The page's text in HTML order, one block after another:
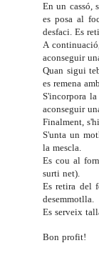
En un cassó,
es posa al
desfaci. Es
A
aconseguir
Quan sigui
es remena
S'incorpora
aconseguir
Finalment,
S'unta un
la mescla.
Es cou al
surti net).
Es retira del
desemmotlla.
Es serveix
Bon profit!